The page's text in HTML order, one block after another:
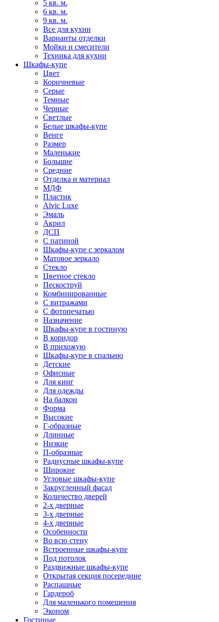
5 кв. м.
6 кв. м.
9 кв. м.
Все для кухни
Варианты отделки
Мойки и смесители
Техника для кухни
Шкафы-купе
Цвет
Коричневые
Серые
Темные
Черные
Светлые
Белые шкафы-купе
Венге
Размер
Маленькие
Большие
Средние
Отделка и материал
МДФ
Пластик
Alvic Luxe
Эмаль
Акрил
ДСП
С патиной
Шкафы-купе с зеркалом
Матовое зеркало
Стекло
Цветное стекло
Пескоструй
Комбинированные
С витражами
С фотопечатью
Назначение
Шкафы-купе в гостиную
В коридор
В прихожую
Шкафы-купе в спальню
Детские
Офисные
Для книг
Для одежды
На балкон
Форма
Высокие
Г-образные
Длинные
Низкие
П-образные
Радиусные шкафы-купе
Широкие
Угловые шкафы-купе
Закругленный фасад
Количество дверей
2-х дверные
3-х дверные
4-х дверные
Особенности
Во всю стену
Встроенные шкафы-купе
Под потолок
Раздвижные шкафы-купе
Открытая секция посередине
Распашные
Гардероб
Для маленького помещения
Эконом
Гостиные